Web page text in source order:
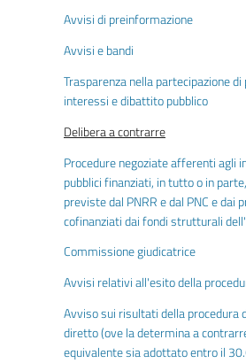
Avvisi di preinformazione
Avvisi e bandi
Trasparenza nella partecipazione
interessi e dibattito pubblico
Delibera a contrarre
Procedure negoziate afferenti agli
pubblici finanziati, in tutto o in
previste dal PNRR e dal PNC e dai
cofinanziati dai fondi strutturali
Commissione giudicatrice
Avvisi relativi all'esito della
Avviso sui risultati della procedura
diretto (ove la determina a
equivalente sia adottato entro il